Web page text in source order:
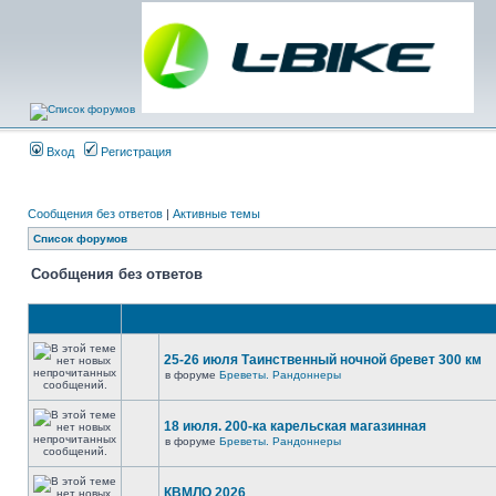
Вход Регистрация
Сообщения без ответов | Активные темы
Список форумов
Сообщения без ответов
25-26 июля Таинственный ночной бревет 300 км
в форуме Бреветы. Рандоннеры
18 июля. 200-ка карельская магазинная
в форуме Бреветы. Рандоннеры
КВМЛО 2026